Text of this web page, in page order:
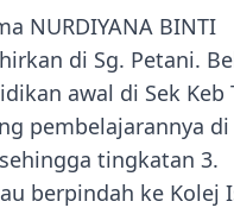
NURDIYANA BINTI
di Sg. Petani.
awal di Sek Keb
pembelajarannya di
tingkatan 3.
berpindah ke Kolej